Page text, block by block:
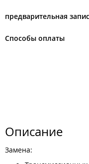
предварительная
Способы оплаты
Описание
Замена: